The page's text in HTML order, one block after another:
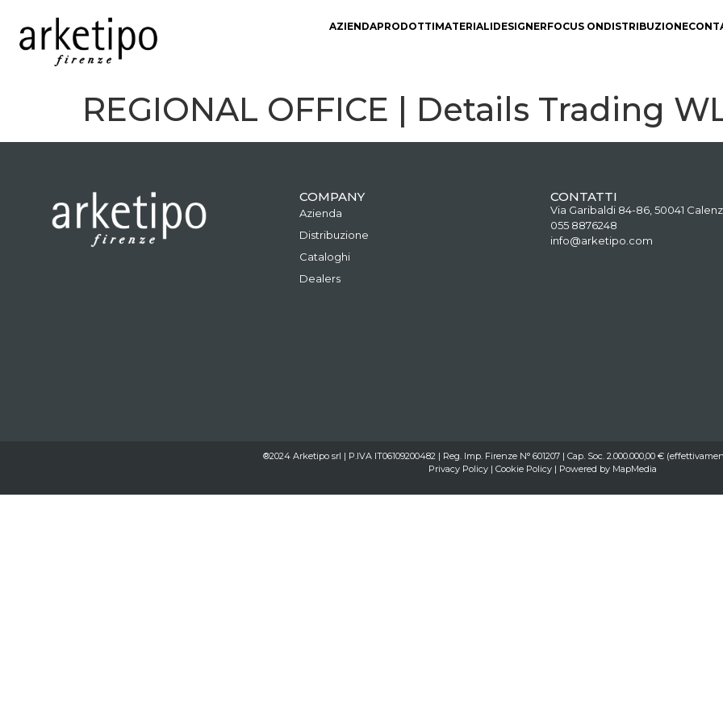
AZIENDAPRODOTTIMATERIALIDESIGNERFOCUS ONDISTRIBUZIONE
REGIONAL OFFICE | Details Trading
COMPANY
Azienda
Distribuzione
Cataloghi
Dealers
CONTATTI
Via Garibaldi 84-86, 50041
055 8876248
info@arketipo.com
®2024 Arketipo srl | P.IVA IT06109200482 | Reg. Imp. Firenze N° 601207 | Cap. Soc. 2.000.000,00 €
Privacy Policy| Cookie Policy| Powered by MapMedia